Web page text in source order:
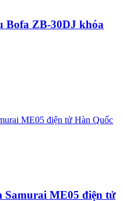
Bofa ZB-30DJ khóa
Samurai ME05 điện tử